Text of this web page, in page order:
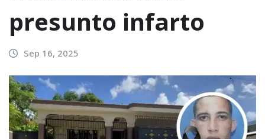
presunto infarto
Sep 16, 2025